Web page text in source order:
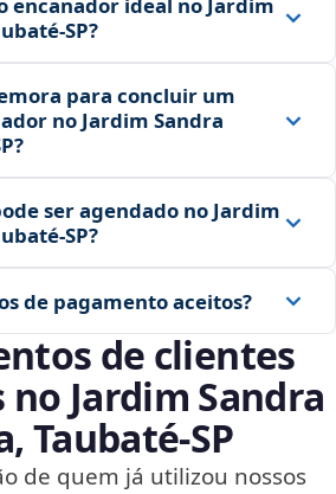
encanador ideal no Jardim
para concluir um
no Jardim Sandra
ser agendado no Jardim
de pagamento aceitos?
de clientes
Jardim Sandra
Taubaté‑SP
de quem já utilizou nossos